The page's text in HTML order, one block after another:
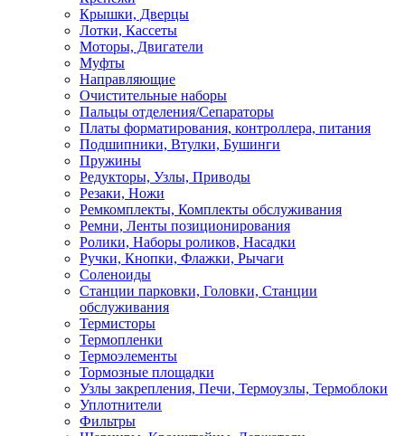
Крышки, Дверцы
Лотки, Кассеты
Моторы, Двигатели
Муфты
Направляющие
Очистительные наборы
Пальцы отделения/Сепараторы
Платы форматирования, контроллера, питания
Подшипники, Втулки, Бушинги
Пружины
Редукторы, Узлы, Приводы
Резаки, Ножи
Ремкомплекты, Комплекты обслуживания
Ремни, Ленты позиционирования
Ролики, Наборы роликов, Насадки
Ручки, Кнопки, Флажки, Рычаги
Соленоиды
Станции парковки, Головки, Станции
обслуживания
Термисторы
Термопленки
Термоэлементы
Тормозные площадки
Узлы закрепления, Печи, Термоузлы, Термоблоки
Уплотнители
Фильтры